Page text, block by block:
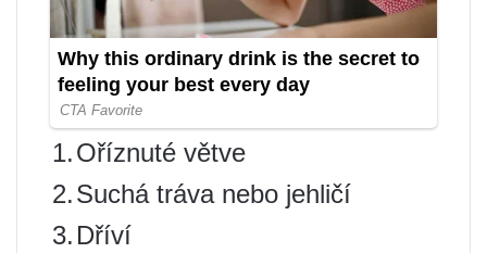
1.Oříznuté větve
2.Suchá tráva nebo jehličí
3. Dříví